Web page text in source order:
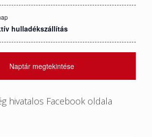
hulladékszállítás
Naptár megtekintése
hivatalos Facebook oldala